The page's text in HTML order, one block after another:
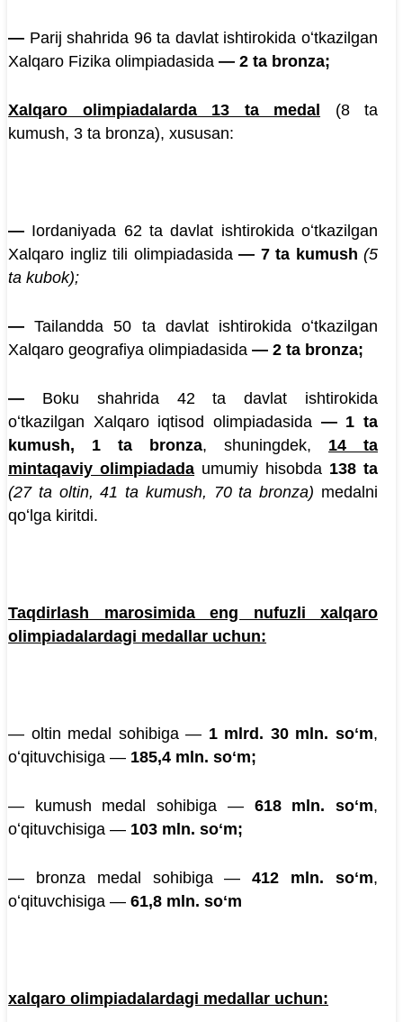
— Parij shahrida 96 ta davlat ishtirokida oʻtkazilgan
Xalqaro Fizika olimpiadasida— 2 ta bronza;
Xalqaro olimpiadalarda 13 ta medal
(8 ta
kumush, 3 ta bronza), xususan:
— Iordaniyada 62 ta davlat ishtirokida oʻtkazilgan
Xalqaro ingliz tili olimpiadasida— 7 ta kumush(5
ta kubok);
— Tailandda 50 ta davlat ishtirokida oʻtkazilgan
Xalqaro geografiya olimpiadasida— 2 ta bronza;
— Boku shahrida 42 ta davlat ishtirokida
oʻtkazilgan Xalqaro iqtisod olimpiadasida — 1 ta
kumush, 1 ta bronza, shuningdek, 14 ta
mintaqaviy olimpiadada umumiy hisobda 138 ta
(27 ta oltin, 41 ta kumush, 70 ta bronza) medalni
qoʻlga kiritdi.
Taqdirlash marosimida eng nufuzli xalqaro
olimpiadalardagi medallar uchun:
— oltin medal sohibiga — 1 mlrd . 30 mln. soʻm,
oʻqituvchisiga — 185,4 mln. soʻm;
— kumush medal sohibiga — 618 mln. soʻm,
oʻqituvchisiga — 103 mln. soʻm;
— bronza medal sohibiga —412 mln. soʻm,
oʻqituvchisiga —61,8 mln. soʻm
xalqaro olimpiadalardagi medallar uchun: